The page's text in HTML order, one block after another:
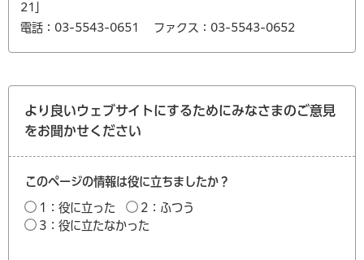
21」
電話：03-5543-0651
ファクス：03-5543-0652
より良いウェブサイトにするためにみなさまのご意見
をお聞かせください
このページの情報は役に立ちましたか？
1：役に立った
2：ふつう
3：役に立たなかった